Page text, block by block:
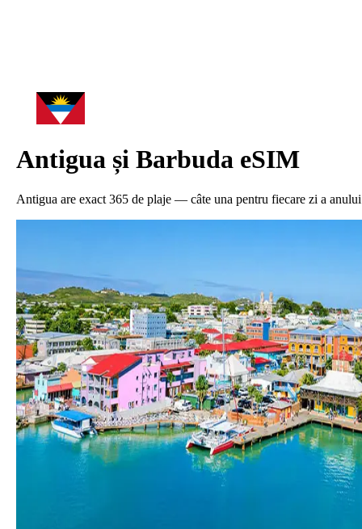
Antigua și Barbuda eSIM
Antigua are exact 365 de plaje — câte una pentru fiecare zi a